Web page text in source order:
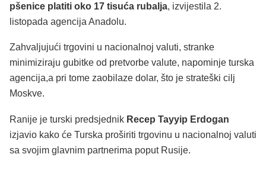
pšenice platiti oko 17 tisuća rubalja, izvijestila 2.
listopada agencija Anadolu.
Zahvaljujući trgovini u nacionalnoj valuti, stranke
minimiziraju gubitke od pretvorbe valute, napominje turska
agencija,a pri tome zaobilaze dolar, što je strateški cilj
Moskve.
Ranije je turski predsjednik Recep Tayyip Erdogan
izjavio kako će Turska proširiti trgovinu u nacionalnoj valuti
sa svojim glavnim partnerima poput Rusije.